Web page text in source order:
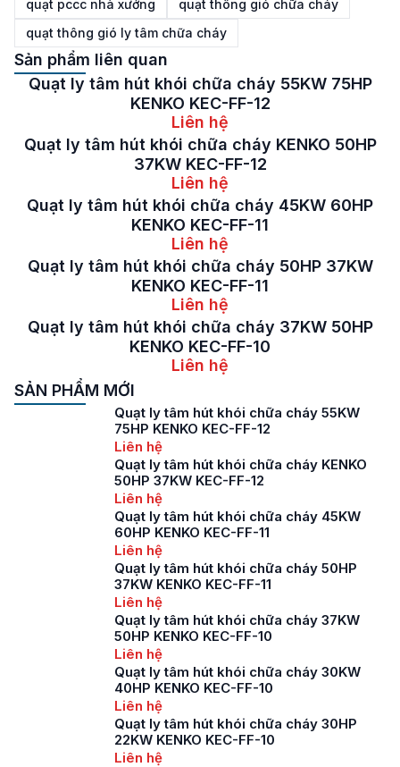
quạt pccc nhà xưởng
quạt thông gió chữa cháy
quạt thông gió ly tâm chữa cháy
Sản phẩm liên quan
Quạt ly tâm hút khói chữa cháy 55KW 75HP
KENKO KEC-FF-12
Liên hệ
Quạt ly tâm hút khói chữa cháy KENKO 50HP
37KW KEC-FF-12
Liên hệ
Quạt ly tâm hút khói chữa cháy 45KW 60HP
KENKO KEC-FF-11
Liên hệ
Quạt ly tâm hút khói chữa cháy 50HP 37KW
KENKO KEC-FF-11
Liên hệ
Quạt ly tâm hút khói chữa cháy 37KW 50HP
KENKO KEC-FF-10
Liên hệ
SẢN PHẨM MỚI
Quạt ly tâm hút khói chữa cháy 55KW
75HP KENKO KEC-FF-12
Liên hệ
Quạt ly tâm hút khói chữa cháy KENKO
50HP 37KW KEC-FF-12
Liên hệ
Quạt ly tâm hút khói chữa cháy 45KW
60HP KENKO KEC-FF-11
Liên hệ
Quạt ly tâm hút khói chữa cháy 50HP
37KW KENKO KEC-FF-11
Liên hệ
Quạt ly tâm hút khói chữa cháy 37KW
50HP KENKO KEC-FF-10
Liên hệ
Quạt ly tâm hút khói chữa cháy 30KW
40HP KENKO KEC-FF-10
Liên hệ
Quạt ly tâm hút khói chữa cháy 30HP
22KW KENKO KEC-FF-10
Liên hệ